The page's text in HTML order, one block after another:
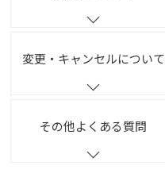
変更・キャンセルについて
その他よくある質問